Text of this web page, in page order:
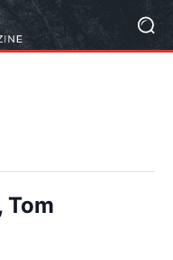
Tom